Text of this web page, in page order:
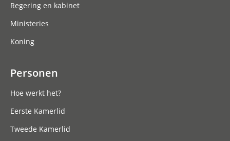
Regering en kabinet
Ministeries
Koning
Personen
Hoe werkt het?
Eerste Kamerlid
Tweede Kamerlid